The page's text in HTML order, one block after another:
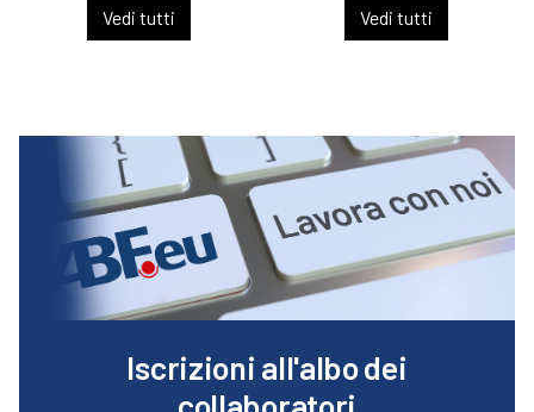
Vedi tutti Vedi tutti
Iscrizioni all'albo dei